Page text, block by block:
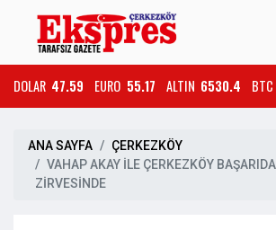
DOLAR 47.59 EURO 55.17 ALTIN 6530.4 BTC
ANA SAYFA
ÇERKEZKÖY
VAHAP AKAY İLE ÇERKEZKÖY
ZİRVESİNDE